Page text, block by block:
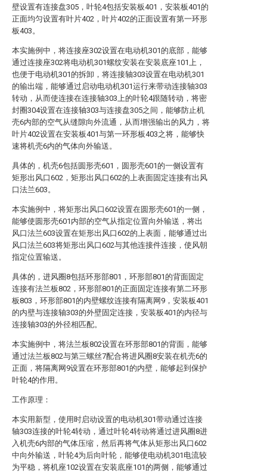
壁设置有连接盘305，叶轮4包括安装板401，安装板401的
正面均匀设置有叶片402，叶片402的正面设置有第一环形
板403。
本实施例中，将连接座302设置在电动机301的底部，能够
通过连接座302将电动机301螺纹安装在安装底座101上，
也便于电动机301的拆卸，将连接轴303设置在电动机301
的输出端，能够通过启动电动机301运行来带动连接轴303
转动，从而使连接在连接轴303上的叶轮4跟随转动，将密
封圈304设置在连接轴303与连接盘305之间，能够防止机
壳6内部的空气从缝隙向外流通，从而增强输出的风力，将
叶片402设置在安装板401与第一环形板403之将，能够快
速将机壳6内的气体向外输送。
具体的，机壳6包括圆形壳601，圆形壳601的一侧设置有
矩形出风口602，矩形出风口602的上表面固定连接有出风
口法兰603。
本实施例中，将矩形出风口602设置在圆形壳601的一侧，
能够使圆形壳601内部的空气从指定位置向外输送，将出
风口法兰603设置在矩形出风口602的上表面，能够通过出
风口法兰603将矩形出风口602与其他连接件连接，使风朝
指定位置输送。
具体的，进风圈8包括环形部801，环形部801的背面固定
连接有法兰板802，环形部801的正面固定连接有第二环形
板803，环形部801的内壁螺纹连接有隔离网9，安装板401
的内壁与连接轴303的外壁固定连接，安装板401的内径与
连接轴303的外径相匹配。
本实施例中，将法兰板802设置在环形部801的背面，能够
通过法兰板802与第三螺丝7配合将进风圈8安装在机壳6的
正面，将隔离网9设置在环形部801的内壁，能够起到保护
叶轮4的作用。
工作原理：
本实用新型，使用时启动设置的电动机301带动通过连接
轴303连接的叶轮4转动，通过叶轮4转动将通过进风圈8进
入机壳6内部的气体压缩，然后再将气体从矩形出风口602
中向外输送，叶轮4为后向叶轮，能够使电动机301电流较
为平稳，将机座102设置在安装底座101的两侧，能够通过